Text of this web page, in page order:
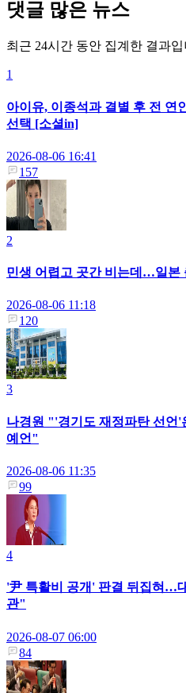
댓글 많은 뉴스
최근 24시간 동안 집계한 결과입
1
아이유, 이종석과 결별 후 전 연
선택 [소셜in]
2026-08-06 16:41
157
2
민생 어렵고 곳간 비는데…일본
2026-08-06 11:18
120
3
나경원 "'경기도 재정파탄 선언'
예언"
2026-08-06 11:35
99
4
'尹 특활비 공개' 판결 뒤집혀…
관"
2026-08-07 06:00
84